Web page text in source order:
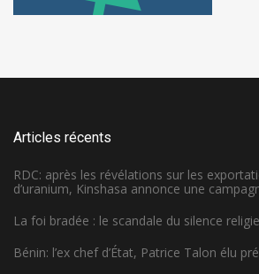
Articles récents
RDC: après les révélations sur les
d’uranium, Kinshasa annonce une
La foi bradée : le scandale du silence
Bénin: l’ex chef d’État, Patrice Talon élu